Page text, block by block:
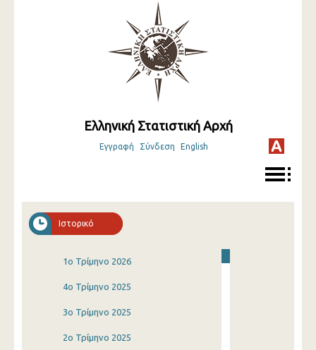
Ελληνική Στατιστική Αρχή
Εγγραφή Σύνδεση English
Ιστορικό
1o Τρίμηνο 2026
4o Τρίμηνο 2025
3o Τρίμηνο 2025
2o Τρίμηνο 2025